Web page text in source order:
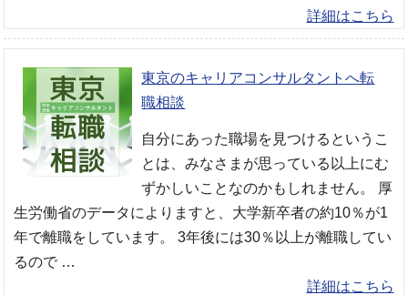
詳細はこちら
東京のキャリアコンサルタントへ転
職相談
自分にあった職場を見つけるというこ
とは、みなさまが思っている以上にむ
ずかしいことなのかもしれません。 厚
生労働省のデータによりますと、大学新卒者の約10％が1
年で離職をしています。 3年後には30％以上が離職してい
るので …
詳細はこちら